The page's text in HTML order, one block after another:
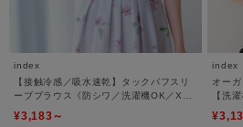
index
【接触冷感／吸水速乾】タックパフスリ
ーブブラウス《防シワ／洗濯機OK／XS
¥3,183～
index
オー
【洗